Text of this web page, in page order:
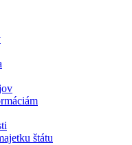
štátu